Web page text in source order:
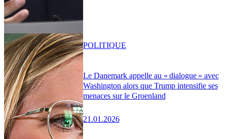
Le Danemark appelle au « dialogue » avec
Washington alors que Trump intensifie ses
menaces sur le Groenland
21.01.2026
POLITIQUE